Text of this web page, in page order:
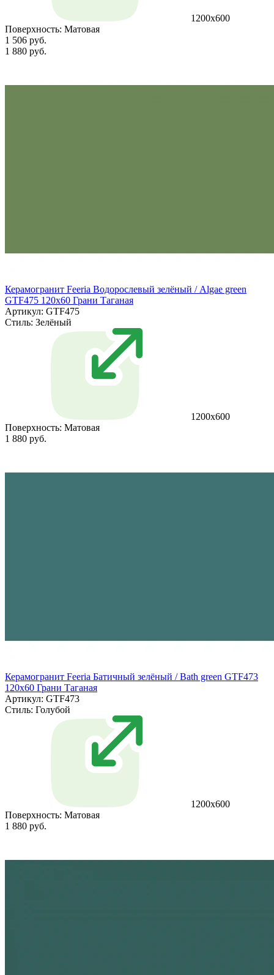
1200х600
Поверхность: Матовая
1 506 руб.
1 880 руб.
Керамогранит Feeria Водорослевый зелёный / Algae green
GTF475 120х60 Грани Таганая
Артикул: GTF475
Стиль: Зелёный
1200х600
Поверхность: Матовая
1 880 руб.
Керамогранит Feeria Батичный зелёный / Bath green GTF473
120х60 Грани Таганая
Артикул: GTF473
Стиль: Голубой
1200х600
Поверхность: Матовая
1 880 руб.